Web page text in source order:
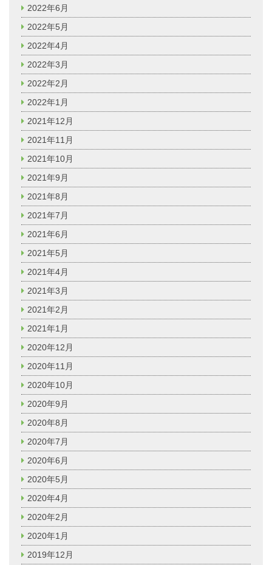
2022年6月
2022年5月
2022年4月
2022年3月
2022年2月
2022年1月
2021年12月
2021年11月
2021年10月
2021年9月
2021年8月
2021年7月
2021年6月
2021年5月
2021年4月
2021年3月
2021年2月
2021年1月
2020年12月
2020年11月
2020年10月
2020年9月
2020年8月
2020年7月
2020年6月
2020年5月
2020年4月
2020年2月
2020年1月
2019年12月